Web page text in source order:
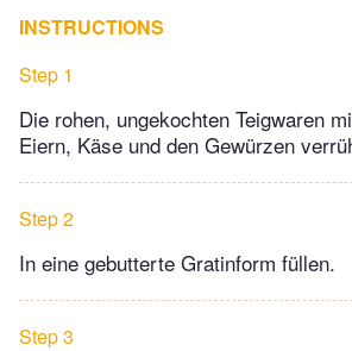
INSTRUCTIONS
Step 1
Die rohen, ungekochten Teigwaren
Eiern, Käse und den Gewürzen
Step 2
In eine gebutterte Gratinform füllen.
Step 3